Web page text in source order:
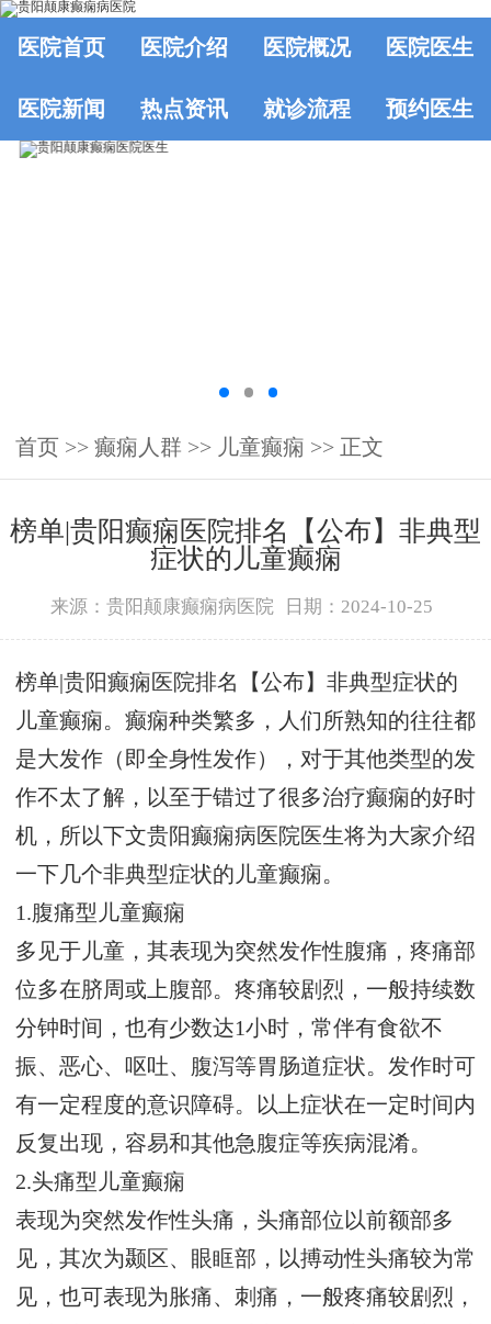
医院首页 医院介绍 医院概况 医院医生
医院新闻 热点资讯 就诊流程 预约医生
首页 >> 癫痫人群 >> 儿童癫痫 >> 正文
榜单|贵阳癫痫医院排名【公布】非典型
症状的儿童癫痫
来源：贵阳颠康癫痫病医院 日期：2024-10-25
榜单|贵阳癫痫医院排名【公布】非典型症状的
儿童癫痫。癫痫种类繁多，人们所熟知的往往都
是大发作（即全身性发作），对于其他类型的发
作不太了解，以至于错过了很多治疗癫痫的好时
机，所以下文贵阳癫痫病医院医生将为大家介绍
一下几个非典型症状的儿童癫痫。
1.腹痛型儿童癫痫
多见于儿童，其表现为突然发作性腹痛，疼痛部
位多在脐周或上腹部。疼痛较剧烈，一般持续数
分钟时间，也有少数达1小时，常伴有食欲不
振、恶心、呕吐、腹泻等胃肠道症状。发作时可
有一定程度的意识障碍。以上症状在一定时间内
反复出现，容易和其他急腹症等疾病混淆。
2.头痛型儿童癫痫
表现为突然发作性头痛，头痛部位以前额部多
见，其次为颞区、眼眶部，以搏动性头痛较为常
见，也可表现为胀痛、刺痛，一般疼痛较剧烈，